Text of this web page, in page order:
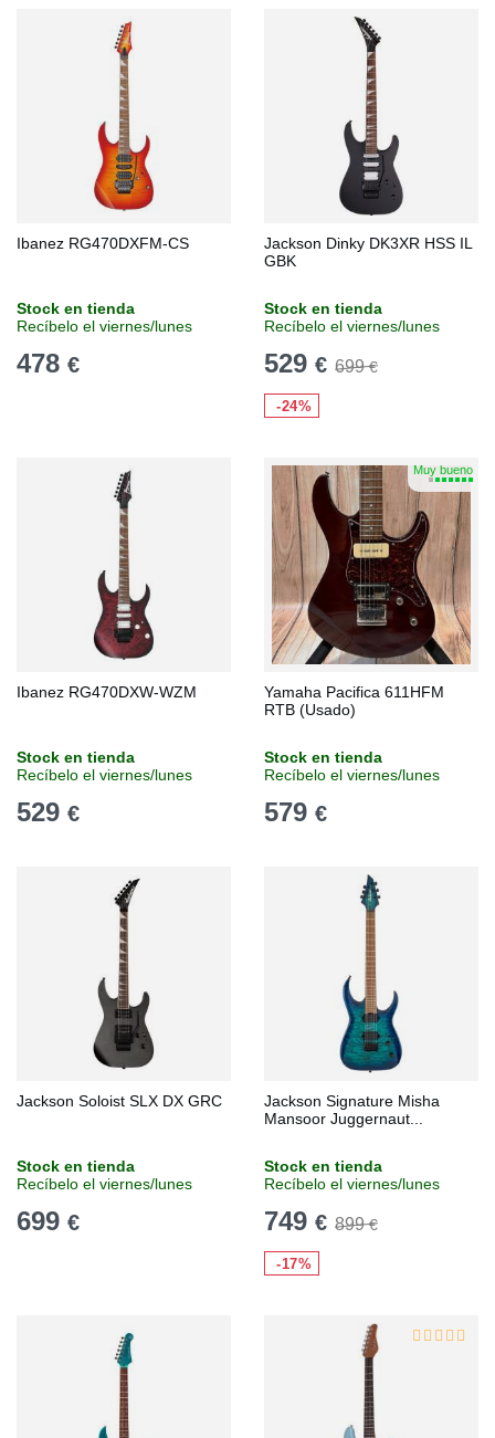
Ibanez RG470DXFM-CS
Stock en tienda
Recíbelo el viernes/lunes
478 €
Jackson Dinky DK3XR HSS IL
GBK
Stock en tienda
Recíbelo el viernes/lunes
529 € 699€
-24%
Ibanez RG470DXW-WZM
Stock en tienda
Recíbelo el viernes/lunes
529 €
Muy bueno
Yamaha Pacifica 611HFM
RTB (Usado)
Stock en tienda
Recíbelo el viernes/lunes
579 €
Jackson Soloist SLX DX GRC
Stock en tienda
Recíbelo el viernes/lunes
699 €
Jackson Signature Misha
Mansoor Juggernaut...
Stock en tienda
Recíbelo el viernes/lunes
749 € 899€
-17%